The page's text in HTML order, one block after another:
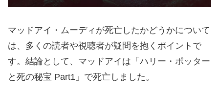
マッドアイ・ムーディが死亡したかどうかについて
は、多くの読者や視聴者が疑問を抱くポイントで
す。結論として、マッドアイは「ハリー・ポッター
と死の秘宝 Part1」で死亡しました。